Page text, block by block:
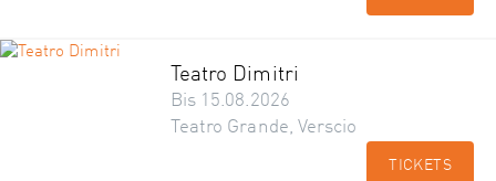
Teatro Dimitri
Bis 15.08.2026
Teatro Grande, Verscio
TICKETS